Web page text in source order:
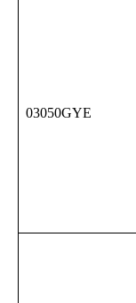
03050GYE